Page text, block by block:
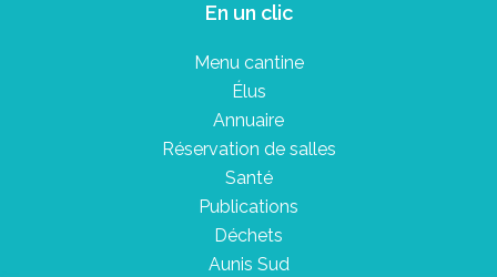
En un clic
Menu cantine
Élus
Annuaire
Réservation de salles
Santé
Publications
Déchets
Aunis Sud